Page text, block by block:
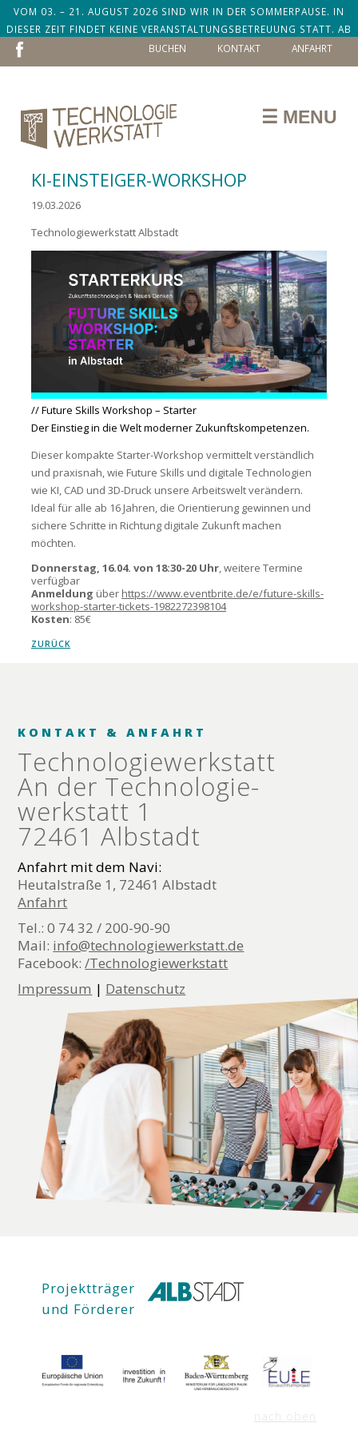
VOM 03. – 21. AUGUST 2026 SIND WIR IN DER SOMMERPAUSE. IN
DIESER ZEIT FINDET KEINE VERANSTALTUNGSBETREUUNG STATT. AB
DEM 24. AUGUST SIND WIR ZURÜCK!
NAVIGATION
ÜBERSPRINGEN
ANFAHRT
KONTAKT
BUCHEN
☰ MENU
KI-EINSTEIGER-WORKSHOP
19.03.2026
Technologiewerkstatt Albstadt
// Future Skills Workshop – Starter
Der Einstieg in die Welt moderner Zukunftskompetenzen.
Dieser kompakte Starter-Workshop vermittelt verständlich
und praxisnah, wie Future Skills und digitale Technologien
wie KI, CAD und 3D-Druck unsere Arbeitswelt verändern.
Ideal für alle ab 16 Jahren, die Orientierung gewinnen und
sichere Schritte in Richtung digitale Zukunft machen
möchten.
Donnerstag, 16.04. von 18:30-20 Uhr, weitere Termine
verfügbar
Anmeldung über https://www.eventbrite.de/e/future-skills-
workshop-starter-tickets-1982272398104
Kosten: 85€
ZURÜCK
KONTAKT & ANFAHRT
Technologie­werkstatt
An der Technologie­
werkstatt 1
72461 Albstadt
Anfahrt mit dem Navi:
Heutalstraße 1, 72461 Albstadt
Anfahrt
Tel.: 0 74 32 / 200-90-90
Mail: info@technologiewerkstatt.de
Facebook:/Technologiewerkstatt
Impressum | Datenschutz
Projektträger
und Förderer
nach oben